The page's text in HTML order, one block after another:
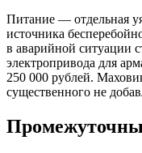
Питание — отдельная
источника
в аварийной ситуации
электропривода для
250 000 рублей.
существенного не